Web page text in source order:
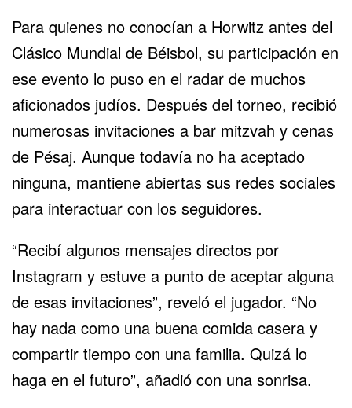
Para quienes no conocían a Horwitz antes del
Clásico Mundial de Béisbol, su participación en
ese evento lo puso en el radar de muchos
aficionados judíos. Después del torneo, recibió
numerosas invitaciones a bar mitzvah y cenas
de Pésaj. Aunque todavía no ha aceptado
ninguna, mantiene abiertas sus redes sociales
para interactuar con los seguidores.
“Recibí algunos mensajes directos por
Instagram y estuve a punto de aceptar alguna
de esas invitaciones”, reveló el jugador. “No
hay nada como una buena comida casera y
compartir tiempo con una familia. Quizá lo
haga en el futuro”, añadió con una sonrisa.